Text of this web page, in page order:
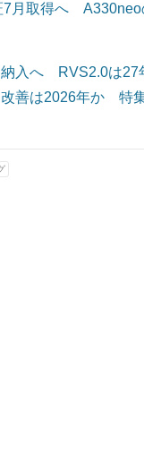
7月取得へ A330neo
納入へ RVS2.0は27
善は2026年か 特